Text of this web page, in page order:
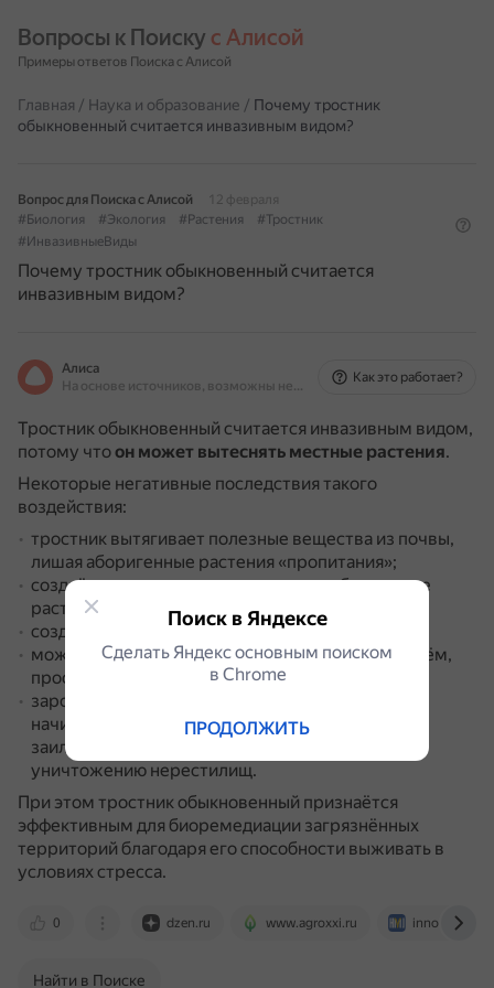
Вопросы к Поиску с Алисой
Примеры ответов Поиска с Алисой
Главная / Наука и образование / Почему тростник
обыкновенный считается инвазивным видом?
Вопрос для Поиска с Алисой
12 февраля
#Биология
#Экология #Растения
#Тростник
#ИнвазивныеВиды
Почему тростник обыкновенный считается
инвазивным видом?
Алиса
На основе источников, возможны неточности
Как это работает?
Тростник обыкновенный считается инвазивным видом,
потому чтоон может вытеснять местные растения.
Некоторые негативные последствия такого
воздействия:
тростник вытягивает полезные вещества из почвы,
лишая аборигенные растения «пропитания»;
создаёт такие густые заросли, что любое другое
растение не может там выжить;
создаёт пожароопасные условия;
может полностью уничтожить неглубокий водоём,
просто полностью закрыв его;
заросшие тростником берега рек постепенно
начинают замедлять течение, что приводит к
заиливанию, ухудшению качества воды,
уничтожению нерестилищ.
При этом тростник обыкновенный признаётся
эффективным для биоремедиации загрязнённых
территорий благодаря его способности выживать в
условиях стресса.
0 dzen.ru www.agroxxi.ru
Найти в Поиске
Поиск в Яндексе
Сделать Яндекс основным поиском
в Сhrome
ПРОДОЛЖИТЬ